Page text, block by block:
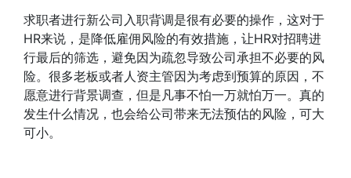
求职者进行新公司入职背调是很有必要的操作，这对于
HR来说，是降低雇佣风险的有效措施，让HR对招聘进
行最后的筛选，避免因为疏忽导致公司承担不必要的风
险。很多老板或者人资主管因为考虑到预算的原因，不
愿意进行背景调查，但是凡事不怕一万就怕万一。真的
发生什么情况，也会给公司带来无法预估的风险，可大
可小。